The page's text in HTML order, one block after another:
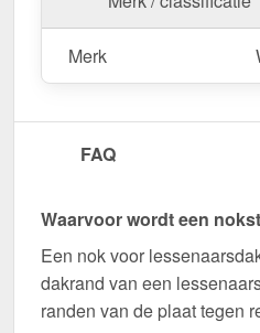
Bestel nu Nok
bestellen – Op maat
nu en profiteer van een
Wegens maatwerk / customisatie van
Merk
FAQ
Waarvoor wordt een
Een nok voor
dakrand van een
randen van de plaat tegen